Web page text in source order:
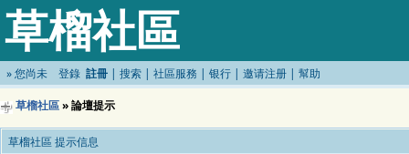
草榴社區
»您尚未 登錄 註冊 | 搜索 | 社區服務 | 银行 | 邀请注册 | 幫助
草榴社區» 論壇提示
草榴社區 提示信息